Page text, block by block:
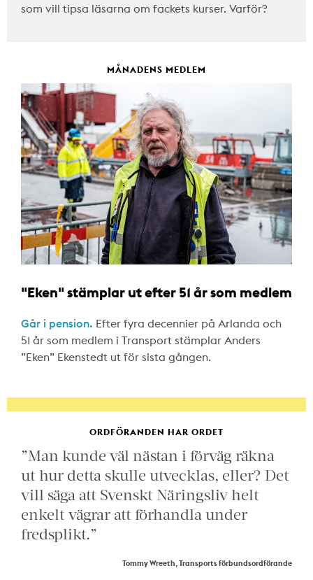
som vill tipsa läsarna om fackets kurser. Varför?
MÅNADENS MEDLEM
"Eken" stämplar ut efter 51 år som medlem
Går i pension. Efter fyra decennier på Arlanda och
51 år som medlem i Transport stämplar Anders
”Eken” Ekenstedt ut för sista gången.
ORDFÖRANDEN HAR ORDET
”Man kunde väl nästan i förväg räkna
ut hur detta skulle utvecklas, eller? Det
vill säga att Svenskt Näringsliv helt
enkelt vägrar att förhandla under
fredsplikt.”
Tommy Wreeth, Transports förbundsordförande